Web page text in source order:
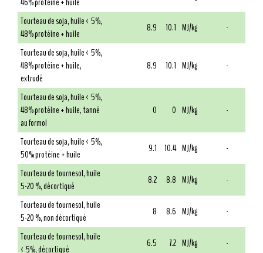
Tourteau de soja, huile < 5%,
48% protéine + huile
8.9 10.1 MJ/kg
-
Tourteau de soja, huile < 5%,
48% protéine + huile,
extrudé
8.9 10.1 MJ/kg -
Tourteau de soja, huile < 5%,
48% protéine + huile, tanné
au formol
0 0 MJ/kg -
Tourteau de soja, huile < 5%,
50% protéine + huile
9.1 10.4 MJ/kg
-
Tourteau de tournesol, huile
5-20 %, décortiqué
8.2 8.8 MJ/kg
-
Tourteau de tournesol, huile
5-20 %, non décortiqué
8 8.6 MJ/kg
-
Tourteau de tournesol, huile
< 5%, décortiqué
6.5 7.2 MJ/kg
-